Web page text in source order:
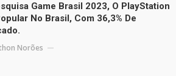
Game Brasil 2023, O PlayStation
No Brasil, Com 36,3% De
Norões